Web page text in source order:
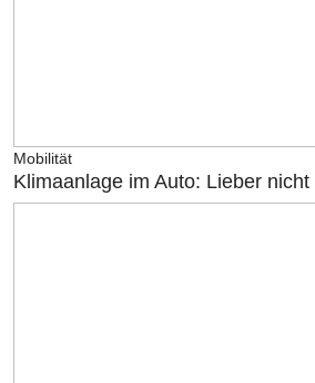
Mobilität
Klimaanlage im Auto: Lieber